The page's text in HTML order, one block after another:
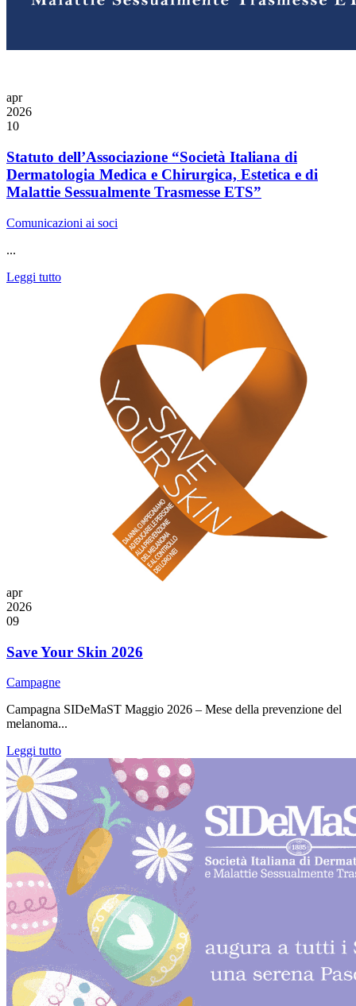
apr
2026
10
Statuto dell’Associazione “Società Italiana di
Dermatologia Medica e Chirurgica, Estetica e di
Malattie Sessualmente Trasmesse ETS”
Comunicazioni ai soci
...
Leggi tutto
apr
2026
09
Save Your Skin 2026
Campagne
Campagna SIDeMaST Maggio 2026 – Mese della prevenzione del
melanoma...
Leggi tutto